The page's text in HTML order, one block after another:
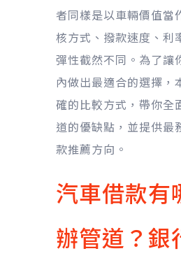
者同樣是以車輛價值當
核方式、撥款速度、利
彈性截然不同。為了讓
內做出最適合的選擇，
確的比較方式，帶你全
道的優缺點，並提供最
款推薦方向。
汽車借款有
辦管道？銀